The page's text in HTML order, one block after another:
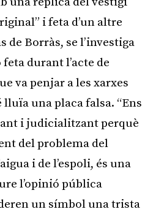
i feta d’un altre
de Borràs, se l’investiga
durant l’acte de
va penjar a les xarxes
una placa falsa. “Ens
i judicialitzant perquè
del problema del
i de l’espoli, és una
l’opinió pública
un símbol una trista